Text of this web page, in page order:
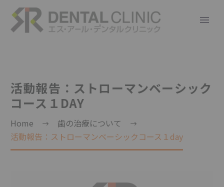
活動報告：ストローマンベーシック
コース１DAY
Home
歯の治療について
活動報告：ストローマンベーシックコース１day